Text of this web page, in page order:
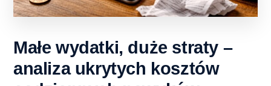
Małe wydatki, duże straty –
analiza ukrytych kosztów